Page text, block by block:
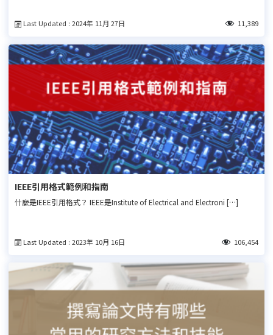
Last Updated : 2024年 11月 27日 11,389
IEEE引用格式範例和指南
什麼是IEEE引用格式？ IEEE是Institute of Electrical and Electroni […]
Last Updated : 2023年 10月 16日 106,454